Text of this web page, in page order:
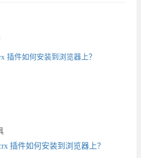
插件如何安装到浏览器上？
插件如何安装到浏览器上？